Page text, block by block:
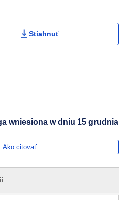
Portlet
Stiahnuť
wniesiona w dniu 15 grudnia
Ako citovať